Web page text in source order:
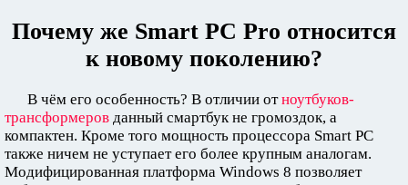
Почему же Smart PC Pro относится
к новому поколению?
В чём его особенность? В отличии отноутбуков-
трансформеров данный смартбук не громоздок, а
компактен. Кроме того мощность процессора Smart PC
также ничем не уступает его более крупным аналогам.
Модифицированная платформа Windows 8 позволяет